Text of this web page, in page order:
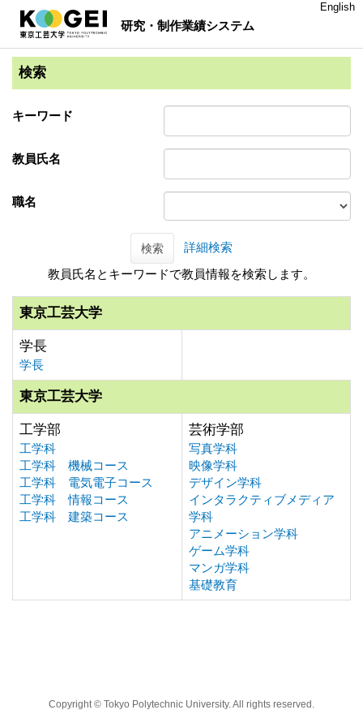
研究・制作業績システム
English
検索
キーワード
教員氏名
職名
検索
詳細検索
教員氏名とキーワードで教員情報を検索します。
東京工芸大学
学長
学長
東京工芸大学
工学部
工学科
工学科 機械コース
工学科 電気電子コース
工学科 情報コース
工学科 建築コース
芸術学部
写真学科
映像学科
デザイン学科
インタラクティブメディア
学科
アニメーション学科
ゲーム学科
マンガ学科
基礎教育
Copyright © Tokyo Polytechnic University. All rights reserved.